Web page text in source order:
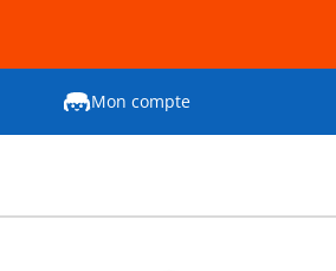
Mon compte